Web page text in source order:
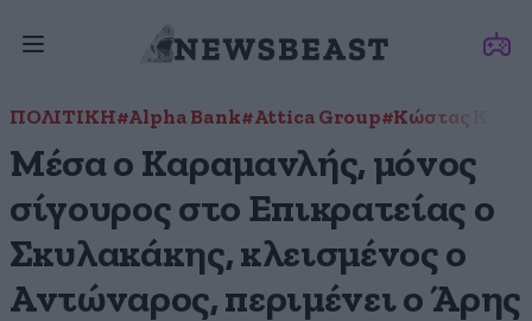
ΠΟΛΙΤΙΚΗ#Alpha Bank#Attica Group#Kώστας
Μέσα ο Καραμανλής, μόνος
σίγουρος στο Επικρατείας ο
Σκυλακάκης, κλεισμένος ο
Αντώναρος, περιμένει ο Άρης